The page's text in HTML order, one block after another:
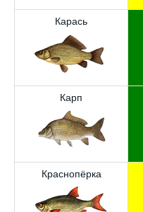
Карась
Карп
Краснопёрка